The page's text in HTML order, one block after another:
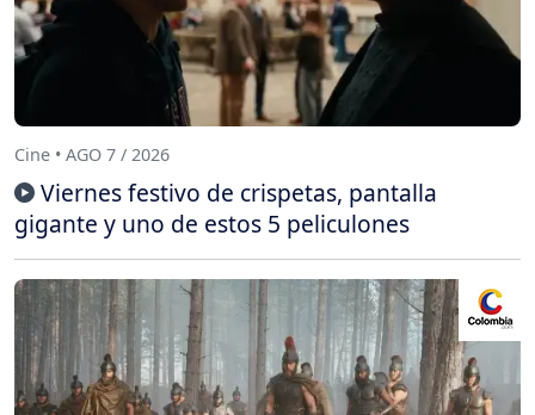
Cine • AGO 7 / 2026
Viernes festivo de crispetas, pantalla
gigante y uno de estos 5 peliculones